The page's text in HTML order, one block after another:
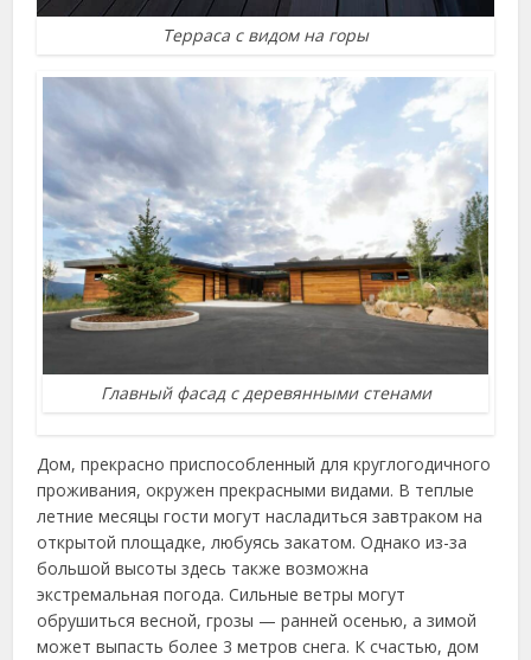
Терраса с видом на горы
Главный фасад с деревянными стенами
Дом, прекрасно приспособленный для круглогодичного
проживания, окружен прекрасными видами. В теплые
летние месяцы гости могут насладиться завтраком на
открытой площадке, любуясь закатом. Однако из-за
большой высоты здесь также возможна
экстремальная погода. Сильные ветры могут
обрушиться весной, грозы — ранней осенью, а зимой
может выпасть более 3 метров снега. К счастью, дом